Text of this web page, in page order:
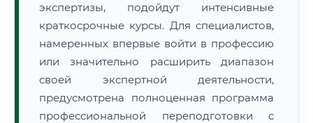
экспертизы, подойдут интенсивные
краткосрочные курсы. Для специалистов,
намеренных впервые войти в профессию
или значительно расширить диапазон
своей экспертной деятельности,
предусмотрена полноценная программа
профессиональной переподготовки с